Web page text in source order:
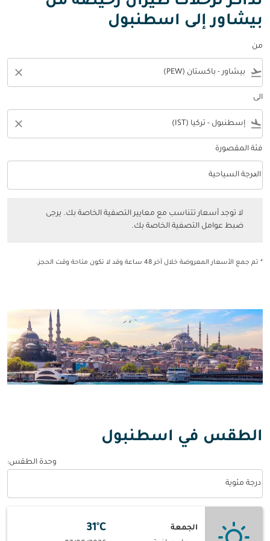
بيشاور إلى اسطنبول
من
flight_takeoff
close
الى
flight_land
close
فئة المقصورة
فئة المقصورة option الدرجة السياحية Selected
الدرجة السياحية
keyboard_arrow_down
لا توجد أسعار تتناسب مع معايير التصفية الخاصة بك. يرجى
ضبط عوامل التصفية الخاصة بك.
* تم جمع الأسعار المعروضة خلال آخر 48 ساعة وقد لا تكون متاحة وقت الحجز.
الطقس في اسطنبول
وحدة الطقس:
درجة مئوية
الجمعة
31°C